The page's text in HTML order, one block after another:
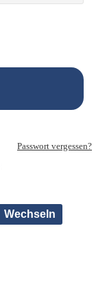
Passwort vergessen?